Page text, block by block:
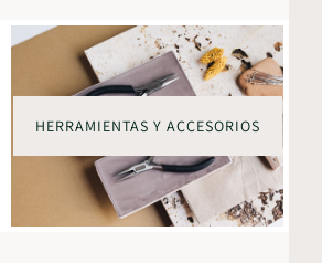
HERRAMIENTAS Y ACCESORIOS